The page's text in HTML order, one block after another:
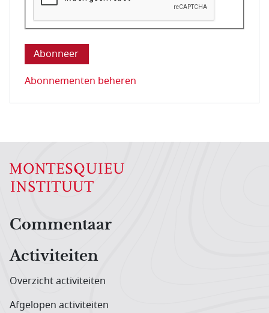
Deze vraag is om te controleren dat u een mens
Abonnementen beheren
Hoofdnavigatiemenu
Commentaar
Activiteiten
Overzicht activiteiten
Afgelopen activiteiten